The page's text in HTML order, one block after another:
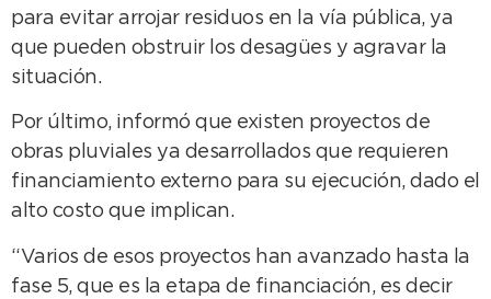
para evitar arrojar residuos en la vía pública, ya
que pueden obstruir los desagües y agravar la
situación.
Por último, informó que existen proyectos de
obras pluviales ya desarrollados que requieren
financiamiento externo para su ejecución, dado el
alto costo que implican.
“Varios de esos proyectos han avanzado hasta la
fase 5, que es la etapa de financiación, es decir